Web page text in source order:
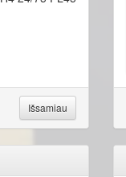
Išsamiau